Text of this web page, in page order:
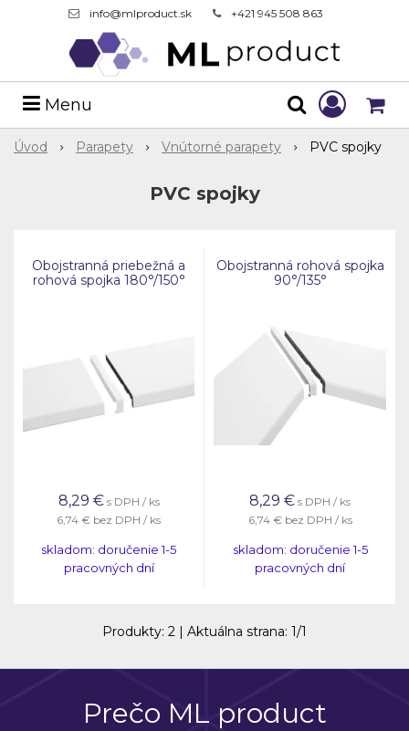
info@mlproduct.sk +421 945 508 863
Menu
Úvod Parapety Vnútorné parapety PVC spojky
PVC spojky
Obojstranná priebežná a
rohová spojka 180°/150°
8,29 € s DPH / ks
6,74 € bez DPH / ks
skladom: doručenie 1-5
pracovných dní
Obojstranná rohová spojka
90°/135°
8,29 € s DPH / ks
6,74 € bez DPH / ks
skladom: doručenie 1-5
pracovných dní
Produkty: 2 | Aktuálna strana: 1/1
Prečo ML product